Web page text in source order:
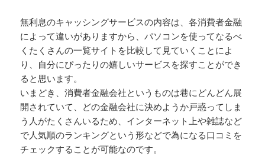
無利息のキャッシングサービスの内容は、各消費者金融
によって違いがありますから、パソコンを使ってなるべ
くたくさんの一覧サイトを比較して見ていくことによ
り、自分にぴったりの嬉しいサービスを探すことができ
ると思います。
いまどき、消費者金融会社というものは巷にどんどん展
開されていて、どの金融会社に決めようか戸惑ってしま
う人がたくさんいるため、インターネット上や雑誌など
で人気順のランキングという形などで為になる口コミを
チェックすることが可能なのです。